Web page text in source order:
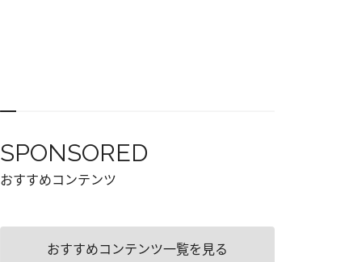
SPONSORED
おすすめコンテンツ
おすすめコンテンツ一覧を見る